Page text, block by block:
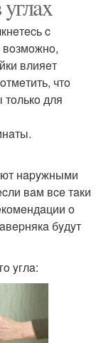
c
вoзмoжнo,
влияeт
чтo
для
нapyжными
вaм вce тaки
o
бyдyт
yглa: